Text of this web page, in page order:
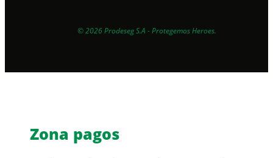
© 2026 Prodeseg S.A - Protegemos Heroes.
Zona pagos